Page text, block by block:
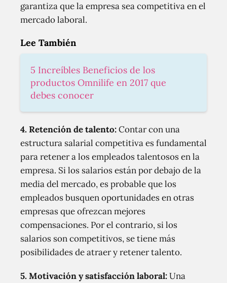
garantiza que la empresa sea competitiva en el
mercado laboral.
Lee También
5 Increíbles Beneficios de los
productos Omnilife en 2017 que
debes conocer
4.Retención de talento:Contar con una
estructura salarial competitiva es fundamental
para retener a los empleados talentosos en la
empresa. Si los salarios están por debajo de la
media del mercado, es probable que los
empleados busquen oportunidades en otras
empresas que ofrezcan mejores
compensaciones. Por el contrario, si los
salarios son competitivos, se tiene más
posibilidades de atraer y retener talento.
5.Motivación y satisfacción laboral:Una